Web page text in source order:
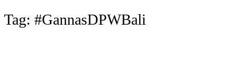
Tag: #GannasDPWBali